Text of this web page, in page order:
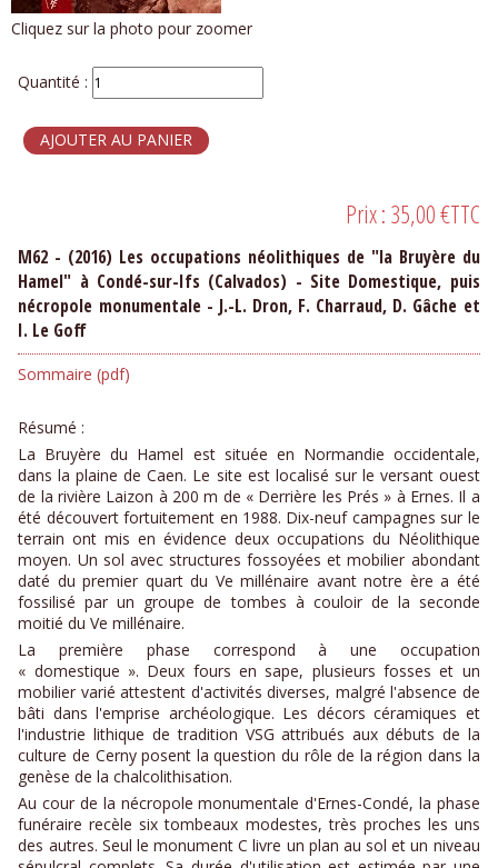
Cliquez sur la photo pour zoomer
Quantité :
Prix : 35,00 €TTC
M62 - (2016) Les occupations néolithiques de "la Bruyère du
Hamel" à Condé-sur-Ifs (Calvados) - Site Domestique, puis
nécropole monumentale - J.-L. Dron, F. Charraud, D. Gâche et
I. Le Goff
Sommaire (pdf)
Résumé :
La Bruyère du Hamel est située en Normandie occidentale,
dans la plaine de Caen. Le site est localisé sur le versant ouest
de la rivière Laizon à 200 m de « Derrière les Prés » à Ernes. Il a
été découvert fortuitement en 1988. Dix-neuf campagnes sur le
terrain ont mis en évidence deux occupations du Néolithique
moyen. Un sol avec structures fossoyées et mobilier abondant
daté du premier quart du Ve millénaire avant notre ère a été
fossilisé par un groupe de tombes à couloir de la seconde
moitié du Ve millénaire.
La première phase correspond à une occupation
« domestique ». Deux fours en sape, plusieurs fosses et un
mobilier varié attestent d'activités diverses, malgré l'absence de
bâti dans l'emprise archéo­logique. Les décors céramiques et
l'industrie lithique de tradition VSG attribués aux débuts de la
culture de Cerny posent la question du rôle de la région dans la
genèse de la chalcolithisation.
Au cour de la nécropole monumentale d'Ernes-Condé, la phase
funéraire recèle six tombeaux modestes, très proches les uns
des autres. Seul le monument C livre un plan au sol et un niveau